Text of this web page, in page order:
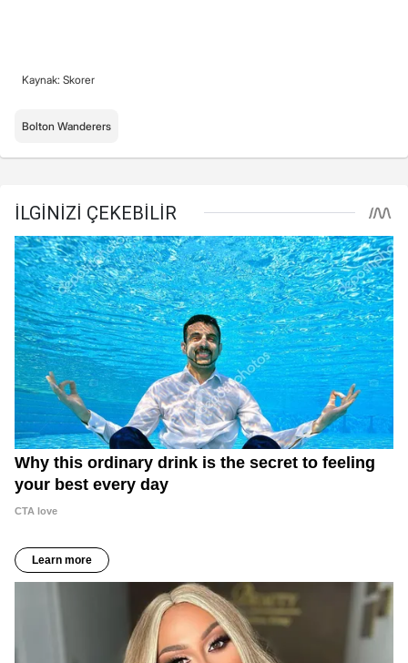
Kaynak: Skorer
Bolton Wanderers